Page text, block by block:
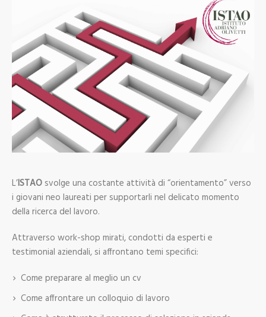
L’ISTAOsvolge una costante attività di “orientamento” verso
i giovani neo laureati per supportarli nel delicato momento
della ricerca del lavoro.
Attraverso work-shop mirati, condotti da esperti e
testimonial aziendali, si affrontano temi specifici:
Come preparare al meglio un cv
Come affrontare un colloquio di lavoro